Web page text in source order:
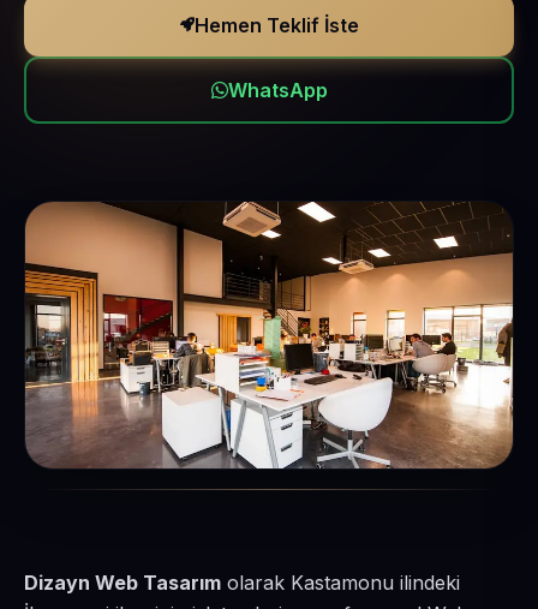
Hemen Teklif İste
WhatsApp
Dizayn Web Tasarım olarak Kastamonu ilindeki